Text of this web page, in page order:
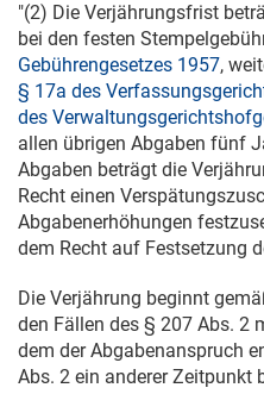
"(2) Die Verjährungsfrist
bei den festen
Gebührengesetzes 1957,
§ 17a des
des
allen übrigen Abgaben fünf
Abgaben beträgt die
Recht einen
Abgabenerhöhungen
dem Recht auf Festsetzung
Die Verjährung beginnt
den Fällen des § 207 Abs. 2
dem der Abgabenanspruch
Abs. 2 ein anderer Zeitpunkt